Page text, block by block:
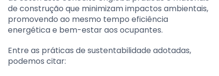
de construção que minimizam impactos ambientais,
promovendo ao mesmo tempo eficiência
energética e bem-estar aos ocupantes.
Entre as práticas de sustentabilidade adotadas,
podemos citar: